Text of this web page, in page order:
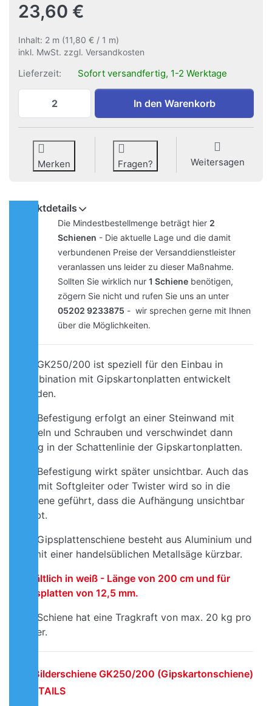
23,60 €
Inhalt: 2 m (11,80 € / 1 m)
inkl. MwSt. zzgl. Versandkosten
Lieferzeit:
Sofort versandfertig, 1-2 Werktage
Gipskartonschiene GK250 | 200 cm |
In den Warenkorb
Merken Fragen? Weitersagen
Produktdetails
Die Mindestbestellmenge beträgt hier 2
Schienen - Die aktuelle Lage und die damit
verbundenen Preise der Versanddienstleister
veranlassen uns leider zu dieser Maßnahme.
Sollten Sie wirklich nur 1 Schiene benötigen,
zögern Sie nicht und rufen Sie uns an unter
05202 9233875 - wir sprechen gerne mit Ihnen
über die Möglichkeiten.
Die GK250/200 ist speziell für den Einbau in
Kombination mit Gipskartonplatten entwickelt
worden.
Die Befestigung erfolgt an einer Steinwand mit
Dübeln und Schrauben und verschwindet dann
völlig in der Schattenlinie der Gipskartonplatten.
Die Befestigung wirkt später unsichtbar. Auch das
Seil mit Softgleiter oder Twister wird so in die
Schiene geführt, dass die Aufhängung unsichtbar
bleibt.
Die Gipsplattenschiene besteht aus Aluminium und
ist mit einer handelsüblichen Metallsäge kürzbar.
Erhältlich in weiß - Länge von 200 cm und für
Gipsplatten von 12,5 mm.
Die Schiene hat eine Tragkraft von max. 20 kg pro
Meter.
Bilderschiene GK250/200 (Gipskartonschiene)
| DETAILS